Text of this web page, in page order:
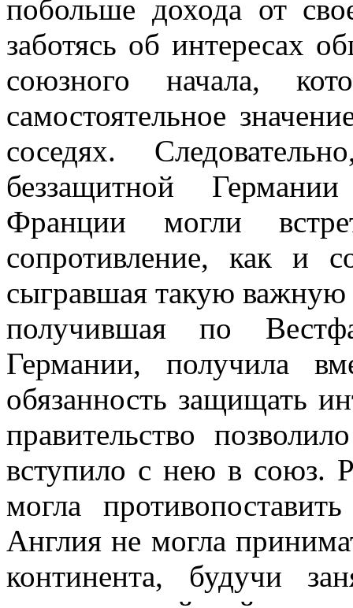
побольше дохода от
заботясь об интересах
союзного начала,
самостоятельное
соседях.
беззащитной
Франции могли
сопротивление, как и
сыгравшая такую важную
получившая по
Германии, получила
обязанность защищать
правительство
вступило с нею в союз.
могла
Англия не могла
континента, будучи